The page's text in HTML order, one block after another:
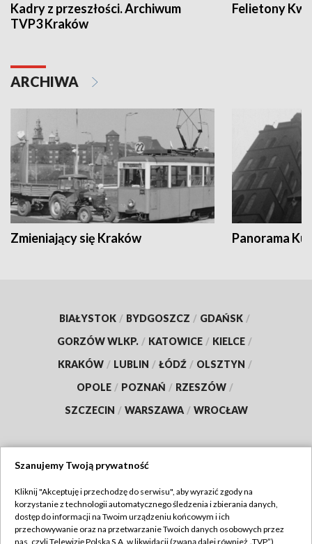
Kadry z przeszłości. Archiwum
TVP3 Kraków
Felietony
ARCHIWA
Zmieniający się Kraków Panorama
BIAŁYSTOK / BYDGOSZCZ / GDAŃSK /
GORZÓW WLKP. / KATOWICE / KIELCE /
KRAKÓW / LUBLIN / ŁÓDŹ / OLSZTYN /
OPOLE / POZNAŃ / RZESZÓW /
SZCZECIN / WARSZAWA / WROCŁAW
TVP
Abonament TVP
Regulamin TVP
Szanujemy Twoją prywatność
Kliknij "Akceptuję i przechodzę do serwisu", aby wyrazić zgody na
korzystanie z technologii automatycznego śledzenia i zbierania danych,
dostęp do informacji na Twoim urządzeniu końcowym i ich
przechowywanie oraz na przetwarzanie Twoich danych osobowych przez
nas, czyli Telewizję Polską S.A. w likwidacji (zwaną dalej również „TVP”),